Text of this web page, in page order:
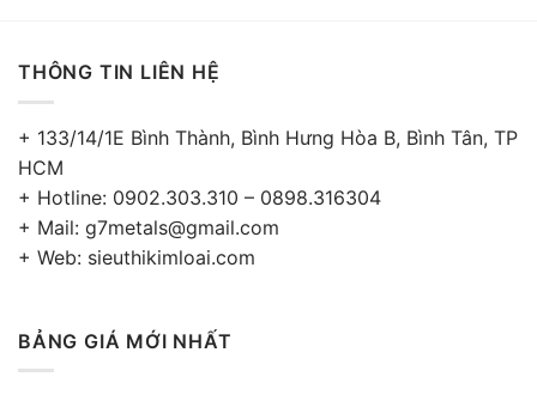
THÔNG TIN LIÊN HỆ
+ 133/14/1E Bình Thành, Bình Hưng Hòa B, Bình Tân, TP
HCM
+ Hotline: 0902.303.310 – 0898.316304
+ Mail: g7metals@gmail.com
+ Web: sieuthikimloai.com
BẢNG GIÁ MỚI NHẤT